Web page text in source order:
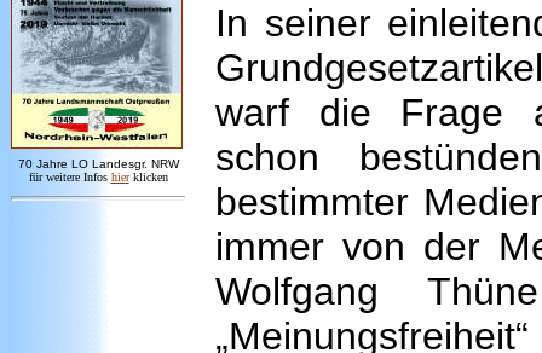
70 Jahre LO Landesgr. NRW
für weitere Infos hier klicken
In seiner
warf die Frage
schon
bestimmter
immer von der
Wolfgang